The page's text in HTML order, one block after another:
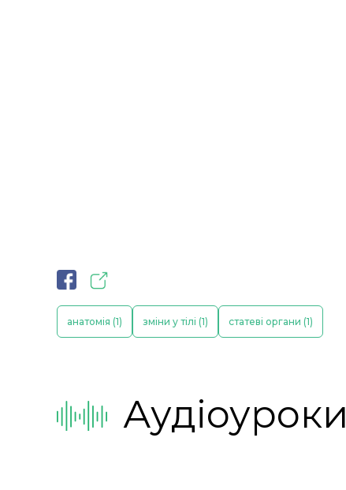
анатомія (1) зміни у тілі (1) статеві органи (1)
Аудіоуроки